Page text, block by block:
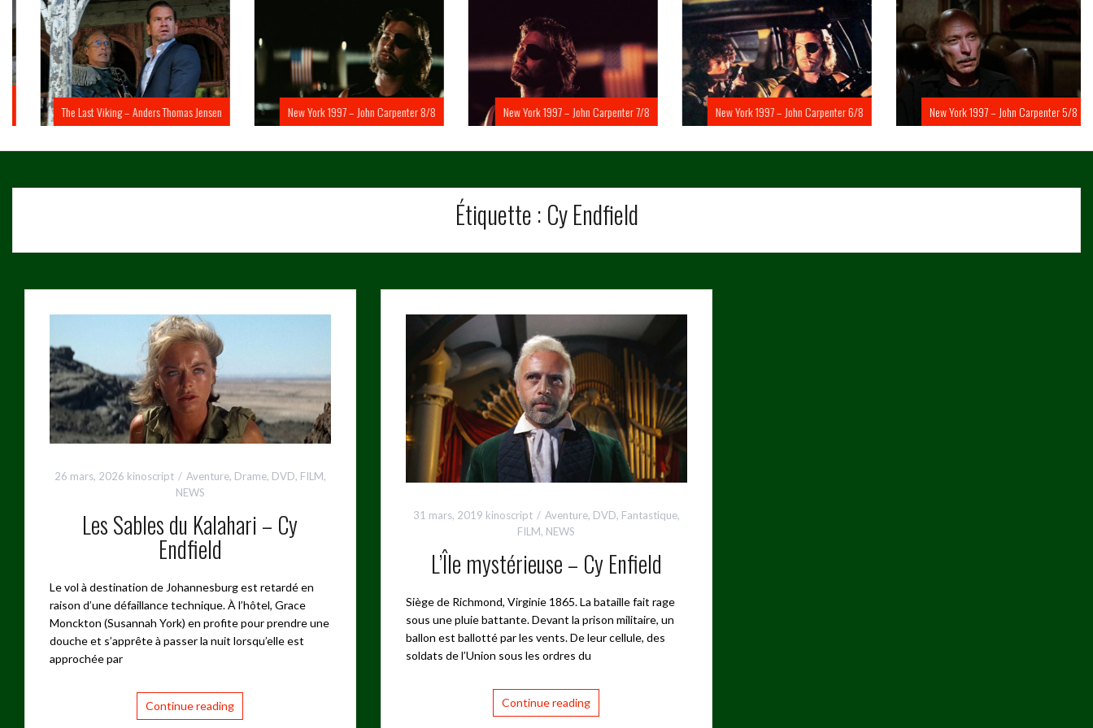
The Last Viking – Anders Thomas Jensen New York 1997 – John Carpenter 8/8 New York 1997 – John Carpenter 7/8 New York 1997 – John Carpenter 6/8 New York 1997 – John Carpenter 5/8
Étiquette : Cy Endfield
26 mars, 2026 kinoscript Aventure, Drame, DVD, FILM,
NEWS
Les Sables du Kalahari – Cy
Endfield
Le vol à destination de Johannesburg est retardé en
raison d’une défaillance technique. À l’hôtel, Grace
Monckton (Susannah York) en profite pour prendre une
douche et s’apprête à passer la nuit lorsqu’elle est
approchée par
Continue reading
31 mars, 2019 kinoscript Aventure, DVD, Fantastique,
FILM, NEWS
L’Île mystérieuse – Cy Enfield
Siège de Richmond, Virginie 1865. La bataille fait rage
sous une pluie battante. Devant la prison militaire, un
ballon est ballotté par les vents. De leur cellule, des
soldats de l’Union sous les ordres du
Continue reading